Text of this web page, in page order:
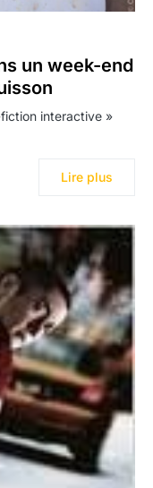
un week-end
interactive »
Lire plus